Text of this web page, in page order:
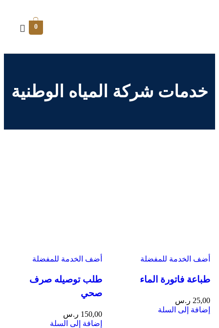
0
خدمات شركة المياه الوطنية
أضف الخدمة للمفضلة
طباعة فاتورة الماء
25,00 ر.س
إضافة إلى السلة
أضف الخدمة للمفضلة
طلب توصيله صرف
صحي
150,00 ر.س
إضافة إلى السلة